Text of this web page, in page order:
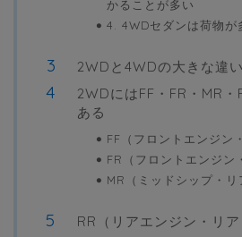
かることが多い
4. 4WDセダンは荷物が
2WDと4WDの大きな違い
2WDにはFF・FR・MR
ある
FF（フロントエンジン
FR（フロントエンジン
MR（ミッドシップ・リ
RR（リアエンジン・リア